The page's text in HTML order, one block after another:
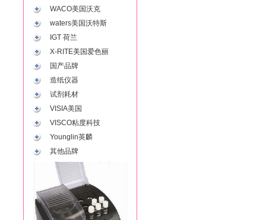
WACO美国沃克
waters美国沃特斯
IGT 荷兰
X-RITE美国爱色丽
国产品牌
造纸仪器
试剂耗材
VISIA美国
VISCO粘度科技
Younglin英麟
其他品牌